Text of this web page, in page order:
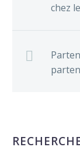
chez